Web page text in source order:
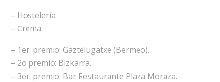
– Hostelería
– Crema
– 1er. premio: Gaztelugatxe (Bermeo).
– 2o premio: Bizkarra.
– 3er. premio: Bar Restaurante Plaza Moraza.